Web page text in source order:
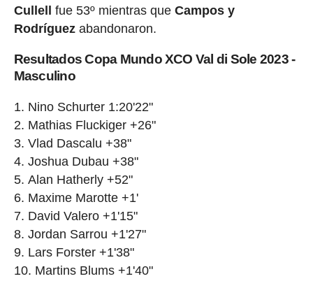
Cullell
fue 53º mientras que Campos y
Rodríguezabandonaron.
Resultados Copa Mundo XCO Val di Sole 2023 -
Masculino
Nino Schurter 1:20'22"
Mathias Fluckiger +26"
Vlad Dascalu +38"
Joshua Dubau +38"
Alan Hatherly +52"
Maxime Marotte +1'
David Valero +1'15"
Jordan Sarrou +1'27"
Lars Forster +1'38"
Martins Blums +1'40"